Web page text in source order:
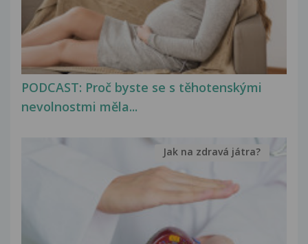
PODCAST: Proč byste se s těhotenskými
nevolnostmi měla...
Jak na zdravá játra?